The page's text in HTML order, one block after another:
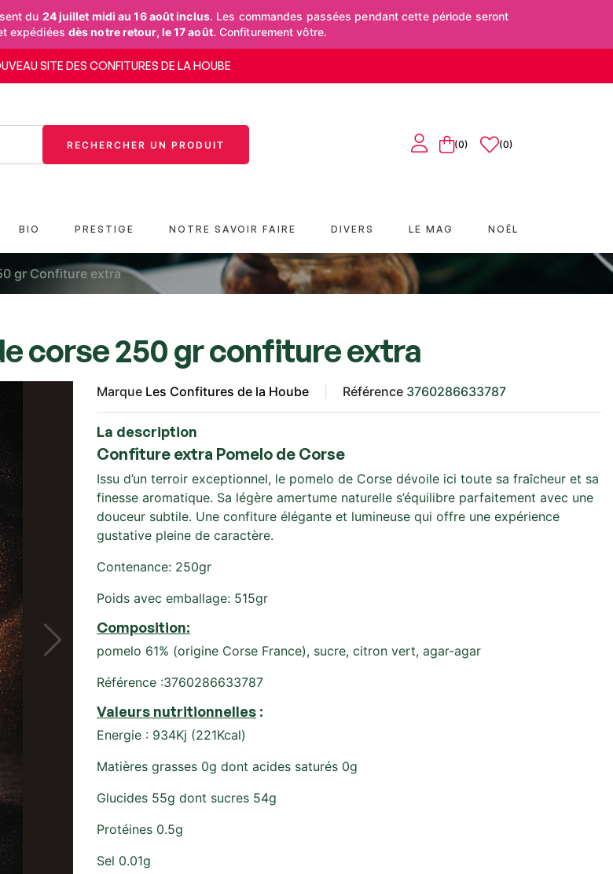
du 24 juillet midi au 16 août inclus. Les commandes passées pendant cette période seront
expédiées dès notre retour, le 17 août. Confiturement vôtre.
SITE DES CONFITURES DE LA HOUBE
RECHERCHER UN PRODUIT (0) 0
BIO PRESTIGE NOTRE SAVOIR FAIRE DIVERS LE MAG NOËL
gr Confiture extra
corse 250 gr confiture extra
Marque Les Confitures de la Hoube Référence 3760286633787
La description
Confiture extra Pomelo de Corse
Issu d’un terroir exceptionnel, le pomelo de Corse dévoile ici toute sa fraîcheur et sa
finesse aromatique. Sa légère amertume naturelle s’équilibre parfaitement avec une
douceur subtile. Une confiture élégante et lumineuse qui offre une expérience
gustative pleine de caractère.
Contenance: 250gr
Poids avec emballage: 515gr
Composition:
pomelo 61% (origine Corse France), sucre, citron vert, agar-agar
Référence :3760286633787
Valeurs nutritionnelles :
Energie : 934Kj (221Kcal)
Matières grasses 0g dont acides saturés 0g
Glucides 55g dont sucres 54g
Protéines 0.5g
Sel 0.01g